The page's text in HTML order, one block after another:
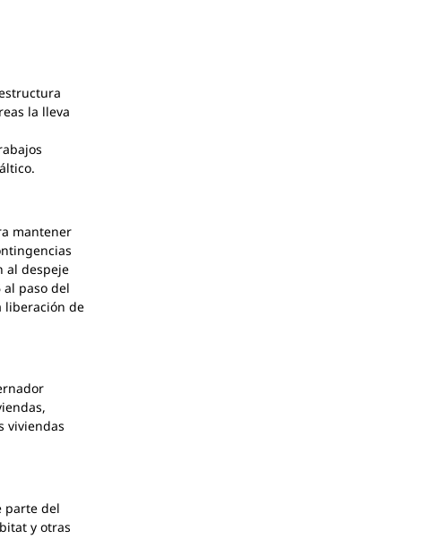
la lleva
mantener
al despeje
al paso del
liberación de
viviendas
parte del
y otras